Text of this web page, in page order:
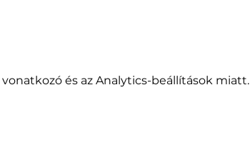
és az Analytics-beállítások miatt.